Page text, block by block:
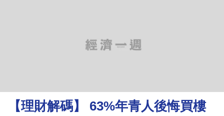
理
財
【理財解碼】 63%年青人後悔買樓